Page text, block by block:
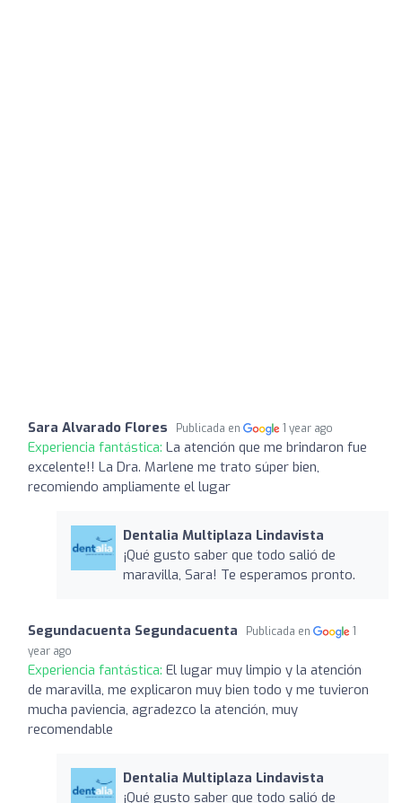
Sara Alvarado Flores Publicada en 1 year ago
Experiencia fantástica: La atención que me brindaron fue
excelente!! La Dra. Marlene me trato súper bien,
recomiendo ampliamente el lugar
Dentalia Multiplaza Lindavista
¡Qué gusto saber que todo salió de
maravilla, Sara! Te esperamos pronto.
Segundacuenta Segundacuenta Publicada en
1
year ago
Experiencia fantástica: El lugar muy limpio y la atención
de maravilla, me explicaron muy bien todo y me tuvieron
mucha paviencia, agradezco la atención, muy
recomendable
Dentalia Multiplaza Lindavista
¡Qué gusto saber que todo salió de